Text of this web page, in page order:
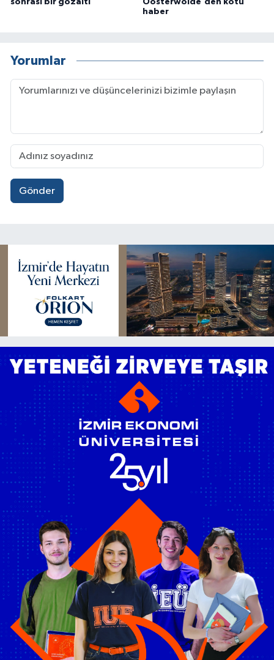
sonrası bir gözaltı
Oosterwolde'den kötü
haber
Yorumlar
Gönder